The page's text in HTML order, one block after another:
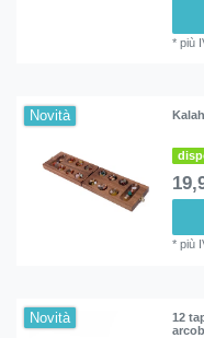
*più
Novità
*più
Novità
12